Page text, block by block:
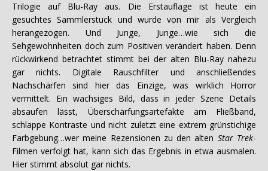
Trilogie auf Blu-Ray aus. Die Erstauflage ist heute ein
gesuchtes Sammlerstück und wurde von mir als Vergleich
herangezogen. Und Junge, Junge…wie sich die
Sehgewohnheiten doch zum Positiven verändert haben. Denn
rückwirkend betrachtet stimmt bei der alten Blu-Ray nahezu
gar nichts. Digitale Rauschfilter und anschließendes
Nachschärfen sind hier das Einzige, was wirklich Horror
vermittelt. Ein wachsiges Bild, dass in jeder Szene Details
absaufen lässt, Überschärfungsartefakte am Fließband,
schlappe Kontraste und nicht zuletzt eine extrem grünstichige
Farbgebung…wer meine Rezensionen zu den alten Star Trek-
Filmen verfolgt hat, kann sich das Ergebnis in etwa ausmalen.
Hier stimmt absolut gar nichts.